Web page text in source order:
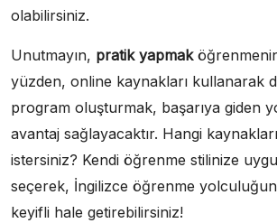
olabilirsiniz.
Unutmayın, pratik yapmak
yüzden, online kaynakları kullanarak
program oluşturmak, başarıya giden
avantaj sağlayacaktır. Hangi
istersiniz? Kendi öğrenme stilinize
seçerek, İngilizce öğrenme
keyifli hale getirebilirsiniz!